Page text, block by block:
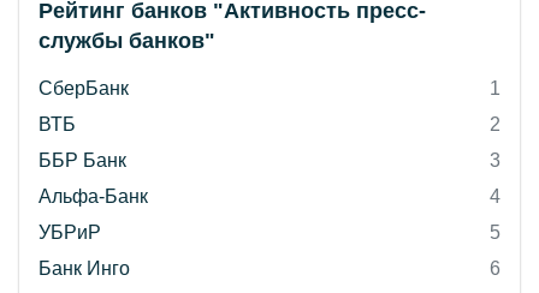
Рейтинг банков "Активность пресс-
службы банков"
СберБанк
1
ВТБ
2
ББР Банк
3
Альфа-Банк
4
УБРиР
5
Банк Инго
6